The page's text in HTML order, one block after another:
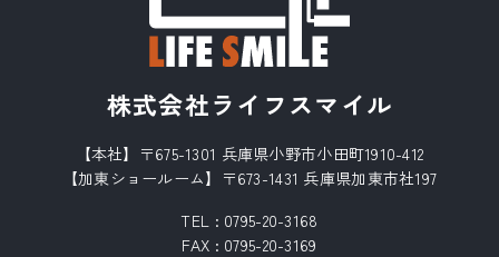
株式会社ライフスマイル
【本社】〒675-1301 兵庫県小野市小田町1910-412
【加東ショールーム】〒673-1431 兵庫県加東市社197
TEL : 0795-20-3168
FAX : 0795-20-3169